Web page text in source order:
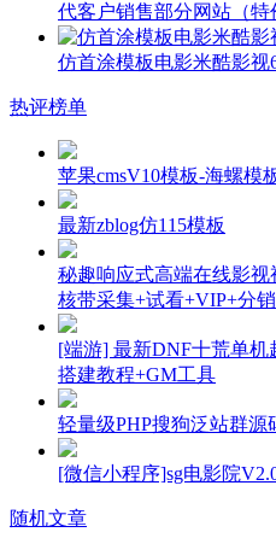
代客户销售部分网站（特
仿首涂模板电影米酷影视
热评榜单
苹果cmsV10模板-海螺模
最新zblog仿115模板
秘趣响应式高端在线影视
核带采集+试看+VIP+分销
[端游] 最新DNF十荒单
搭建教程+GM工具
轻量级PHP搜狗泛站群源
[微信小程序]sg电影院
随机文章